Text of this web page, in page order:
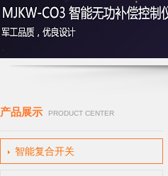
产品展示 PRODUCT CENTER
智能复合开关